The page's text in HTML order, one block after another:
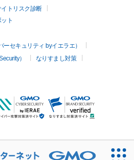
トリスク診断
ト
セキュリティ byイエラエ）
）
なりすまし対策